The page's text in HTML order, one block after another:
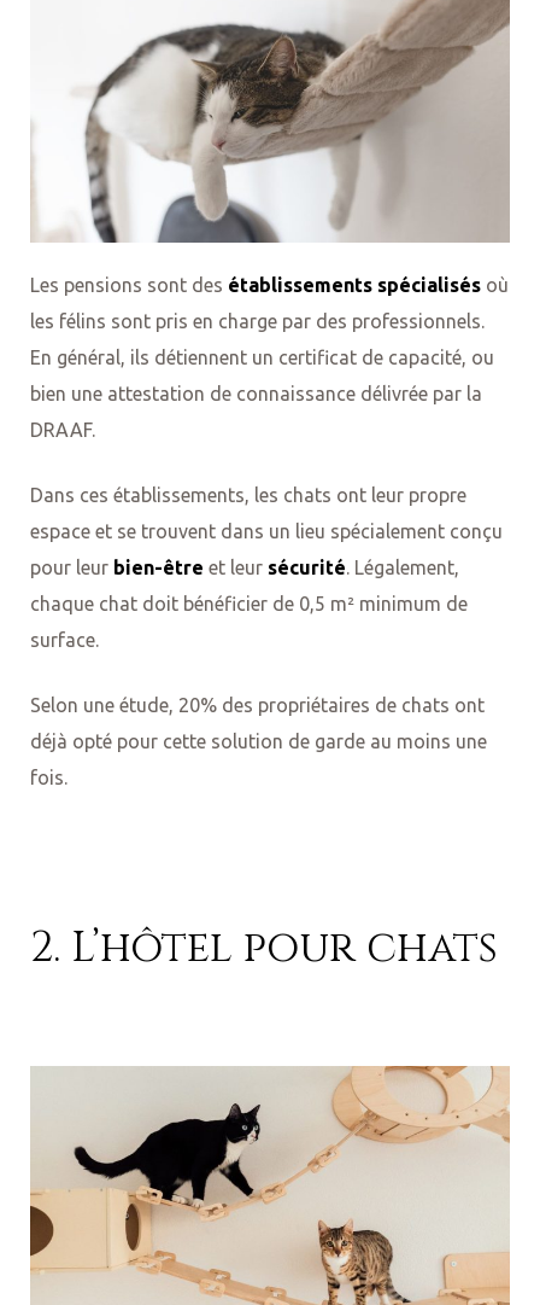
Les pensions sont des établissements spécialisés où
les félins sont pris en charge par des professionnels.
En général, ils détiennent un certificat de capacité, ou
bien une attestation de connaissance délivrée par la
DRAAF.
Dans ces établissements, les chats ont leur propre
espace et se trouvent dans un lieu spécialement conçu
pour leur bien-être et leur sécurité. Légalement,
chaque chat doit bénéficier de 0,5 m² minimum de
surface.
Selon une étude, 20% des propriétaires de chats ont
déjà opté pour cette solution de garde au moins une
fois.
2. L’hôtel pour chats